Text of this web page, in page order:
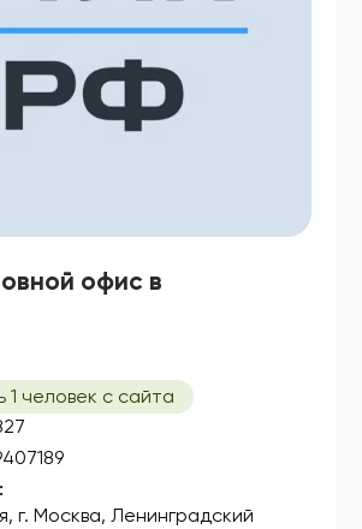
офис в
1 человек с сайта
г. Москва, Ленинградский